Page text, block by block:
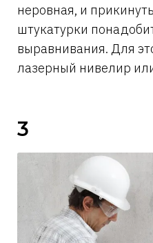
неровная, и
штукатурки
выравнивания. Для
лазерный нивелир
3